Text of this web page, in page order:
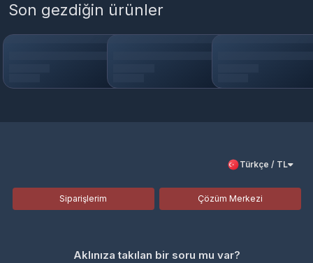
Son gezdiğin ürünler
Türkçe / TL
Siparişlerim Çözüm Merkezi
Aklınıza takılan bir soru mu var?